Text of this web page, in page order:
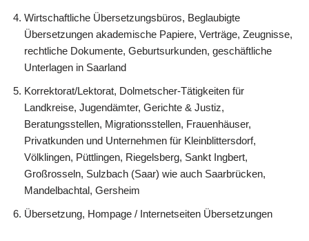
Wirtschaftliche Übersetzungsbüros, Beglaubigte
Übersetzungen akademische Papiere, Verträge, Zeugnisse,
rechtliche Dokumente, Geburtsurkunden, geschäftliche
Unterlagen in Saarland
Korrektorat/Lektorat, Dolmetscher-Tätigkeiten für
Landkreise, Jugendämter, Gerichte & Justiz,
Beratungsstellen, Migrationsstellen, Frauenhäuser,
Privatkunden und Unternehmen für Kleinblittersdorf,
Völklingen, Püttlingen, Riegelsberg, Sankt Ingbert,
Großrosseln, Sulzbach (Saar) wie auch Saarbrücken,
Mandelbachtal, Gersheim
Übersetzung, Hompage / Internetseiten Übersetzungen